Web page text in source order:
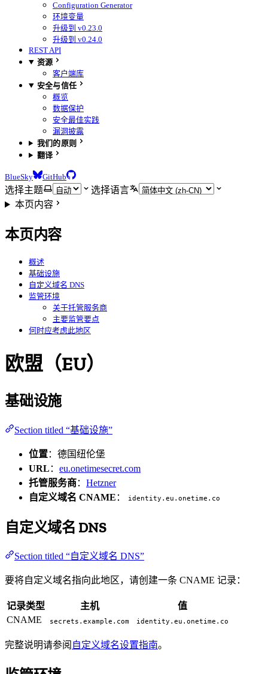
Configuration Generator
环境变量
升级到 v0.23.0
升级到 v0.24.0
REST API
资源
客户端库
安全与信任
概览
数据保护
安全最佳实践
漏洞披露
我们的原则
翻译
BlueSky GitHub
选择主题
选择语言
本页内容
本页内容
概述
基础设施
自定义域名 DNS
监管环境
关于托管服务商
主要监管要点
何时应考虑此地区
欧盟（EU）
基础设施
Section titled “基础设施”
位置：德国纽伦堡
URL ： eu.onetimesecret.com
托管服务商： Hetzner
自定义域名 CNAME ： identity.eu.onetime.co
自定义域名 DNS
Section titled “自定义域名 DNS”
要将自定义域名指向此地区，请创建一条 CNAME 记录：
记录类型 主机
值
CNAME
secrets.example.com identity.eu.onetime.co
完整说明请参阅 自定义域名设置指南。